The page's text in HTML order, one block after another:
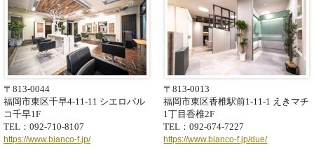
〒813-0044
福岡市東区千早4-11-11 シエロパル
コ千早1F
TEL：092-710-8107
https://www.bianco-f.jp/
〒813-0013
福岡市東区香椎駅前1-11-1 えきマチ
1丁目香椎2F
TEL：092-674-7227
https://www.bianco-f.jp/due/